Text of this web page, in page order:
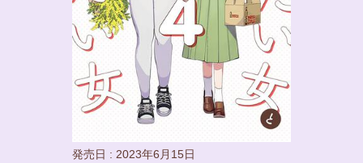
発売日 : 2023年6月15日